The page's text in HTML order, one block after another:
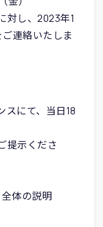
対し、2023年1
連絡いたしま
スにて、当日18
提示くださ
体の説明